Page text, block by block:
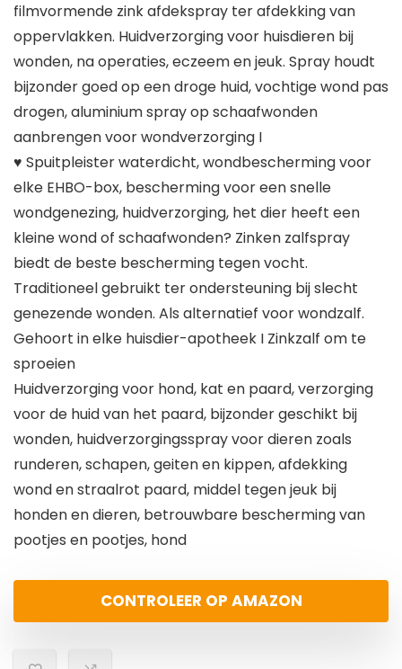
filmvormende zink afdekspray ter afdekking van
oppervlakken. Huidverzorging voor huisdieren bij
wonden, na operaties, eczeem en jeuk. Spray houdt
bijzonder goed op een droge huid, vochtige wond pas
drogen, aluminium spray op schaafwonden
aanbrengen voor wondverzorging I
♥ Spuitpleister waterdicht, wondbescherming voor
elke EHBO-box, bescherming voor een snelle
wondgenezing, huidverzorging, het dier heeft een
kleine wond of schaafwonden? Zinken zalfspray
biedt de beste bescherming tegen vocht.
Traditioneel gebruikt ter ondersteuning bij slecht
genezende wonden. Als alternatief voor wondzalf.
Gehoort in elke huisdier-apotheek I Zinkzalf om te
sproeien
Huidverzorging voor hond, kat en paard, verzorging
voor de huid van het paard, bijzonder geschikt bij
wonden, huidverzorgingsspray voor dieren zoals
runderen, schapen, geiten en kippen, afdekking
wond en straalrot paard, middel tegen jeuk bij
honden en dieren, betrouwbare bescherming van
pootjes en pootjes, hond
CONTROLEER OP AMAZON